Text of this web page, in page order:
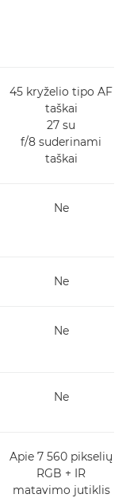
45 kryželio tipo AF
taškai
27 su
f/8 suderinami
taškai
Ne
Ne
Ne
Ne
Apie 7 560 pikselių
RGB + IR
matavimo jutiklis